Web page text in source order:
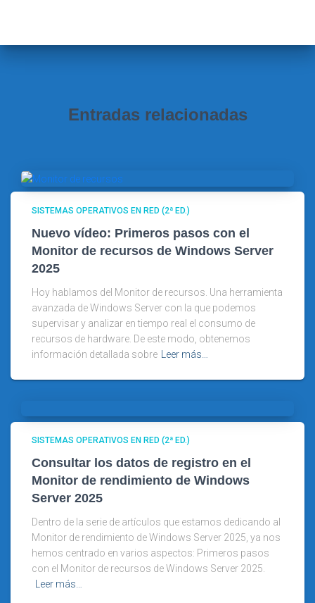
:
Entradas relacionadas
SISTEMAS OPERATIVOS EN RED (2ª ED.)
Nuevo vídeo: Primeros pasos con el
Monitor de recursos de Windows Server
2025
Hoy hablamos del Monitor de recursos. Una herramienta
avanzada de Windows Server con la que podemos
supervisar y analizar en tiempo real el consumo de
recursos de hardware. De este modo, obtenemos
información detallada sobre
Leer más…
SISTEMAS OPERATIVOS EN RED (2ª ED.)
Consultar los datos de registro en el
Monitor de rendimiento de Windows
Server 2025
Dentro de la serie de artículos que estamos dedicando al
Monitor de rendimiento de Windows Server 2025, ya nos
hemos centrado en varios aspectos: Primeros pasos
con el Monitor de recursos de Windows Server 2025.
Leer más…